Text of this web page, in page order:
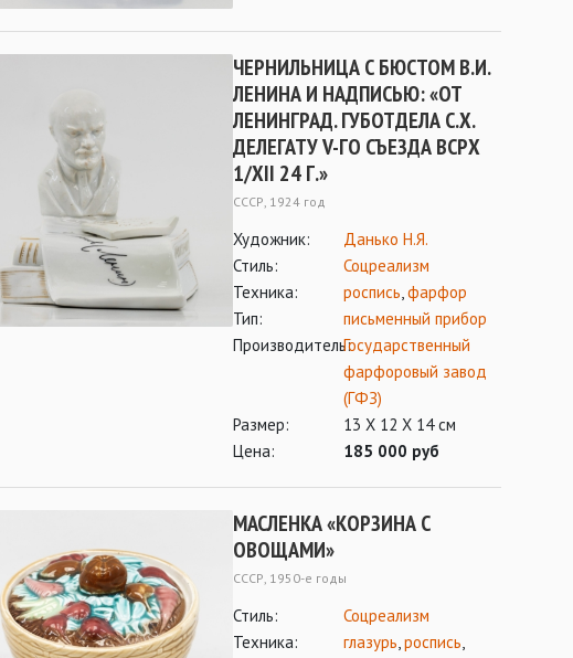
ЧЕРНИЛЬНИЦА С БЮСТОМ В.И.
ЛЕНИНА И НАДПИСЬЮ: «ОТ
ЛЕНИНГРАД. ГУБОТДЕЛА С.Х.
ДЕЛЕГАТУ V-ГО СЪЕЗДА ВСРХ
1/XII 24 Г.»
СССР, 1924 год
Художник:
Данько Н.Я.
Стиль:
Соцреализм
Техника:
роспись фарфор
Тип:
письменный прибор
Производитель:Государственный
фарфоровый завод
(ГФЗ)
Размер:
13 Х 12 Х 14 см
Цена:
185 000 руб
МАСЛЕНКА «КОРЗИНА С
ОВОЩАМИ»
СССР, 1950-е годы
Стиль:
Соцреализм
Техника:
глазурь роспись